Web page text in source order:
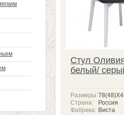
Стул
белый/
Размеры:
Россия
Страна:
Виста
Фабрика: